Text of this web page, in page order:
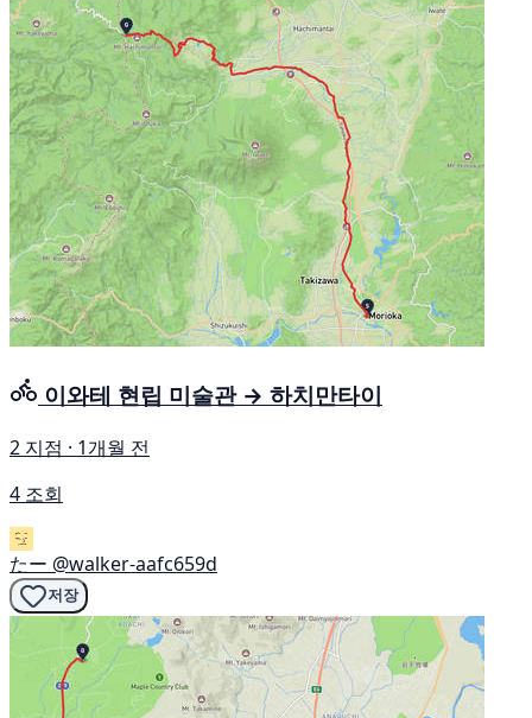
이와테 현립 미술관 → 하치만타이
2 지점 · 1개월 전
4 조회
たー @walker-aafc659d
저장